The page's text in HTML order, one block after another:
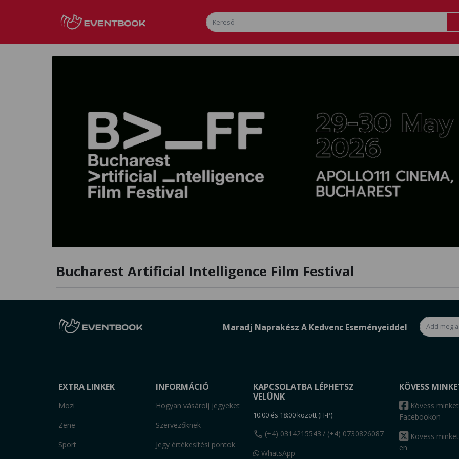
Bucharest Artificial Intelligence Film Festival
Maradj Naprakész A Kedvenc Eseményeiddel
EXTRA LINKEK
Mozi
Zene
Sport
INFORMÁCIÓ
Hogyan vásárolj jegyeket
Szervezőknek
Jegy értékesítési pontok
KAPCSOLATBA LÉPHETSZ
VELÜNK
10:00 és 18:00 között (H-P)
call (+4) 0314215543 / (+4) 0730826087
WhatsApp
KÖVESS
Kövess
Facebookon
Kövess
en